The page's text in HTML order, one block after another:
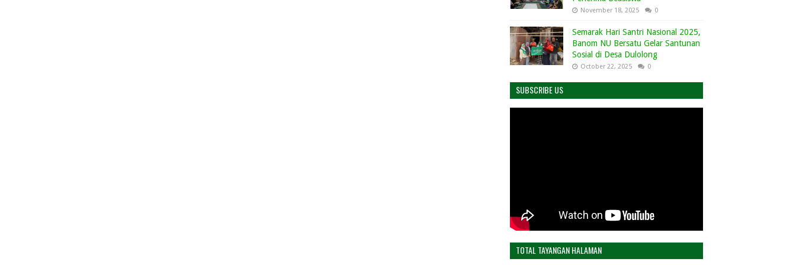
November 18, 2025 0
Semarak Hari Santri Nasional 2025,
Banom NU Bersatu Gelar Santunan
Sosial di Desa Dulolong
October 22, 2025 0
SUBSCRIBE US
TOTAL TAYANGAN HALAMAN